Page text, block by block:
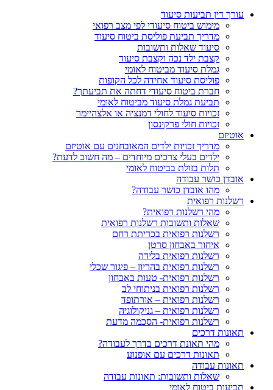
עורך דין תביעות סיעוד
מימוש ביטוח סיעודי לפי מצב רפואי
מדריך תביעת פוליסת ביטוח סיעוד
סיעוד שאלות ותשובות
קצבת ילד נכה וקצבת סיעוד
גמלת סיעוד מביטוח לאומי
פוליסת סיעוד אחידה לכל הקופות
חברת ביטוח סיעודי דחתה את תביעתך?
תביעת גמלת סיעוד מביטוח לאומי
זכויות סיעוד לחולי דמנציה או אלצהיימר
זכויות חולי פרקינסון
אוטיזם
מדריך זכויות ילדים המאובחנים עם אוטיזם
ילדים בעלי צרכים מיוחדים – מה חשוב לדעת?
תלות בזולת בביטוח לאומי
אובדן כושר עבודה
מהו אובדן כושר עבודה?
רשלנות רפואית
מהי רשלנות רפואית?
שאלות ותשובות רשלנות רפואית
רשלנות רפואית בכריתת רחם
איחור באבחון סרטן
רשלנות רפואית בלידה
רשלנות רפואית בהריון – פיגור שכלי
רשלנות רפואית- טעות באבחון
רשלנות רפואית בניתוחי לב
רשלנות רפואית – אורתופד
רשלנות רפואית – גניקולוגיה
רשלנות רפואית- הסכמה מדעת
תאונות דרכים
מהי תאונת דרכים בדרך לעבודה?
תאונות דרכים עם אופנוע
תאונות עבודה
שאלות ותשובות: תאונות עבודה
תביעות ביטוח לאומי